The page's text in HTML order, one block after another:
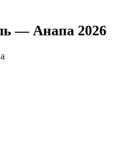
— Анапа 2026